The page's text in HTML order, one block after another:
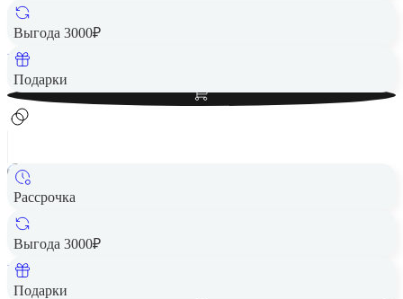
Выгода 3000₽
Подарки
11 990 ₽
Вернем до
Рассрочка
Выгода 3000₽
Подарки
Смарт-часы HUAWEI Watch GT 5 41mm Blue
12 490 ₽
Вернем до